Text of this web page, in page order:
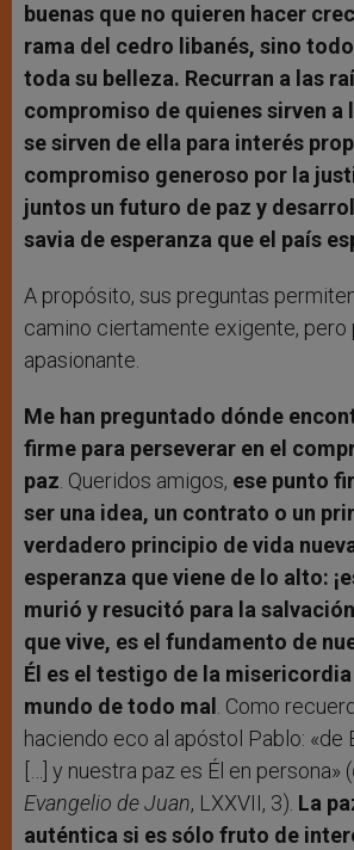
buenas que no quieren hacer
rama del cedro libanés, sino
toda su belleza. Recurran a las
compromiso de quienes sirven a
se sirven de ella para interés
compromiso generoso por la
juntos un futuro de paz y
savia de esperanza que el país
A propósito, sus preguntas
camino ciertamente exigente, pero
apasionante.
Me han preguntado dónde
firme para perseverar en el
paz . Queridos amigos, ese punto
ser una idea, un contrato o un
verdadero principio de vida
esperanza que viene de lo alto:
murió y resucitó para la
que vive, es el fundamento de
Él es el testigo de la misericordia
mundo de todo mal
. Como
haciendo eco al apóstol Pablo: «de
[…] y nuestra paz es Él en persona» (
Evangelio de Juan, LXXVII, 3). La
auténtica si es sólo fruto de